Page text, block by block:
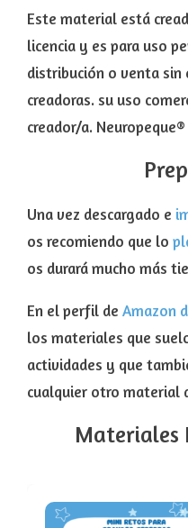
Este material está
licencia y es para uso
distribución o venta sin
creadoras. su uso
creador/a.
Una vez descargado e
os recomiendo que lo
os durará mucho más
En el perfil de Amazon
los materiales que
actividades y que
cualquier otro material
Materiales